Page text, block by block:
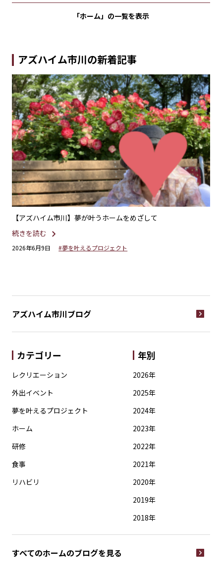
「ホーム」の一覧を表示
アズハイム市川の新着記事
【アズハイム市川】夢が叶うホームをめざして
続きを読む
2026年6月9日 #夢を叶えるプロジェクト
アズハイム市川ブログ
カテゴリー
レクリエーション
外出イベント
夢を叶えるプロジェクト
ホーム
研修
食事
リハビリ
年別
2026年
2025年
2024年
2023年
2022年
2021年
2020年
2019年
2018年
すべてのホームのブログを見る